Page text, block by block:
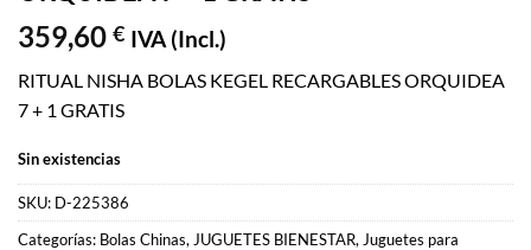
359,60 € IVA (Incl.)
RITUAL NISHA BOLAS KEGEL RECARGABLES ORQUIDEA
7 + 1 GRATIS
Sin existencias
SKU: D-225386
Categorías: Bolas Chinas, JUGUETES BIENESTAR, Juguetes para